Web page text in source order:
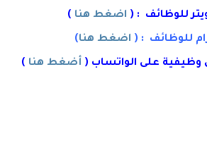
للوظائف : ( اضغط هنا )
للوظائف : ( اضغط هنا)
وظيفية على الواتساب ( أضغط هنا )